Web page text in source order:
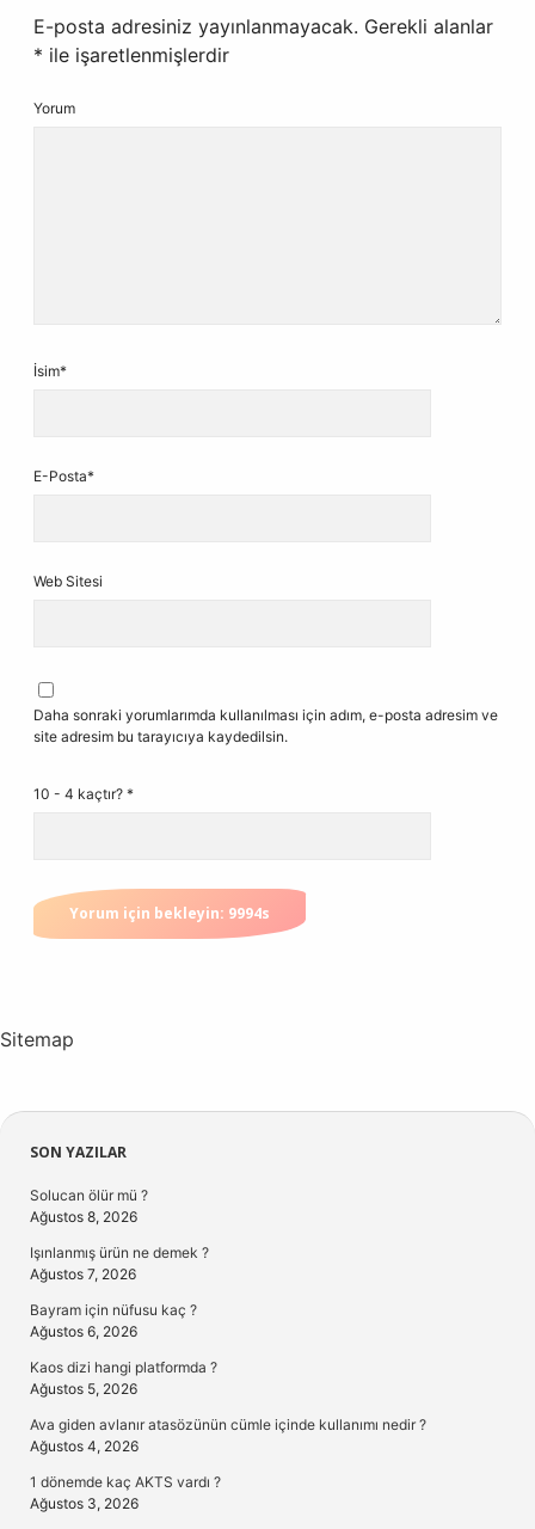
E-posta adresiniz yayınlanmayacak. Gerekli alanlar
* ile işaretlenmişlerdir
Yorum
İsim*
E-Posta*
Web Sitesi
Daha sonraki yorumlarımda kullanılması için adım, e-posta adresim ve
site adresim bu tarayıcıya kaydedilsin.
10 - 4 kaçtır? *
Sitemap
Sidebar
SON YAZILAR
Solucan ölür mü ?
Ağustos 8, 2026
Işınlanmış ürün ne demek ?
Ağustos 7, 2026
Bayram için nüfusu kaç ?
Ağustos 6, 2026
Kaos dizi hangi platformda ?
Ağustos 5, 2026
Ava giden avlanır atasözünün cümle içinde kullanımı nedir ?
Ağustos 4, 2026
1 dönemde kaç AKTS vardı ?
Ağustos 3, 2026